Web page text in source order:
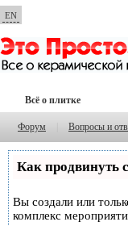
EN
Всё о плитке
Форум Вопросы и
Как продвинуть
Вы создали или
комплекс